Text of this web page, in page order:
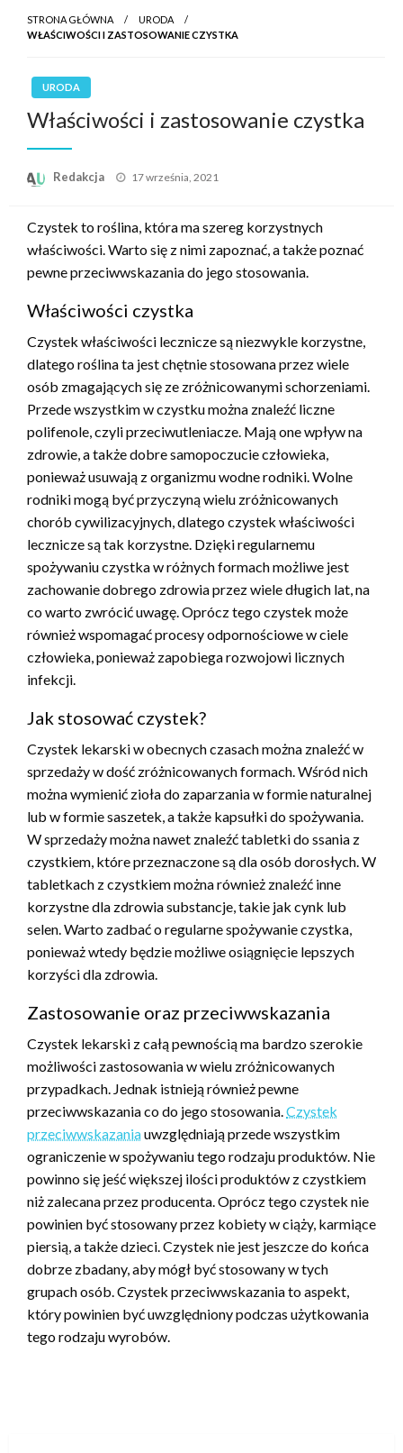
STRONA GŁÓWNA
URODA
WŁAŚCIWOŚCI I ZASTOSOWANIE CZYSTKA
URODA
Właściwości i zastosowanie czystka
Redakcja
Opublikowane
17 września, 2021
Czystek to roślina, która ma szereg korzystnych
właściwości. Warto się z nimi zapoznać, a także poznać
pewne przeciwwskazania do jego stosowania.
Właściwości czystka
Czystek właściwości lecznicze są niezwykle korzystne,
dlatego roślina ta jest chętnie stosowana przez wiele
osób zmagających się ze zróżnicowanymi schorzeniami.
Przede wszystkim w czystku można znaleźć liczne
polifenole, czyli przeciwutleniacze. Mają one wpływ na
zdrowie, a także dobre samopoczucie człowieka,
ponieważ usuwają z organizmu wodne rodniki. Wolne
rodniki mogą być przyczyną wielu zróżnicowanych
chorób cywilizacyjnych, dlatego czystek właściwości
lecznicze są tak korzystne. Dzięki regularnemu
spożywaniu czystka w różnych formach możliwe jest
zachowanie dobrego zdrowia przez wiele długich lat, na
co warto zwrócić uwagę. Oprócz tego czystek może
również wspomagać procesy odpornościowe w ciele
człowieka, ponieważ zapobiega rozwojowi licznych
infekcji.
Jak stosować czystek?
Czystek lekarski w obecnych czasach można znaleźć w
sprzedaży w dość zróżnicowanych formach. Wśród nich
można wymienić zioła do zaparzania w formie naturalnej
lub w formie saszetek, a także kapsułki do spożywania.
W sprzedaży można nawet znaleźć tabletki do ssania z
czystkiem, które przeznaczone są dla osób dorosłych. W
tabletkach z czystkiem można również znaleźć inne
korzystne dla zdrowia substancje, takie jak cynk lub
selen. Warto zadbać o regularne spożywanie czystka,
ponieważ wtedy będzie możliwe osiągnięcie lepszych
korzyści dla zdrowia.
Zastosowanie oraz przeciwwskazania
Czystek lekarski z całą pewnością ma bardzo szerokie
możliwości zastosowania w wielu zróżnicowanych
przypadkach. Jednak istnieją również pewne
przeciwwskazania co do jego stosowania. Czystek
przeciwwskazaniauwzględniają przede wszystkim
ograniczenie w spożywaniu tego rodzaju produktów. Nie
powinno się jeść większej ilości produktów z czystkiem
niż zalecana przez producenta. Oprócz tego czystek nie
powinien być stosowany przez kobiety w ciąży, karmiące
piersią, a także dzieci. Czystek nie jest jeszcze do końca
dobrze zbadany, aby mógł być stosowany w tych
grupach osób. Czystek przeciwwskazania to aspekt,
który powinien być uwzględniony podczas użytkowania
tego rodzaju wyrobów.